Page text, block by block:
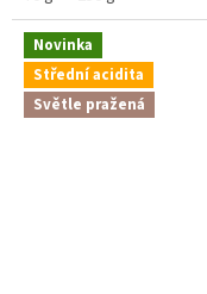
Novinka
Střední acidita
Světle pražená